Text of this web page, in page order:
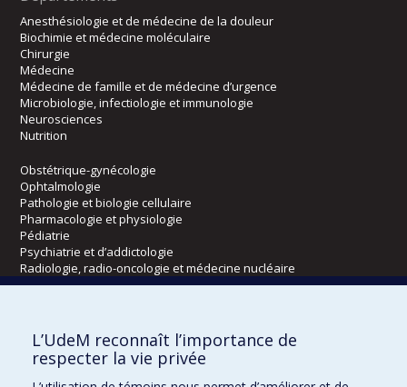
Anesthésiologie et de médecine de la douleur
Biochimie et médecine moléculaire
Chirurgie
Médecine
Médecine de famille et de médecine d’urgence
Microbiologie, infectiologie et immunologie
Neurosciences
Nutrition
Obstétrique-gynécologie
Ophtalmologie
Pathologie et biologie cellulaire
Pharmacologie et physiologie
Pédiatrie
Psychiatrie et d’addictologie
Radiologie, radio-oncologie et médecine nucléaire
Écoles
Kinésiologie et des sciences de l’activité physique
Orthophonie et audiologie
L’UdeM reconnaît l’importance de
respecter la vie privée